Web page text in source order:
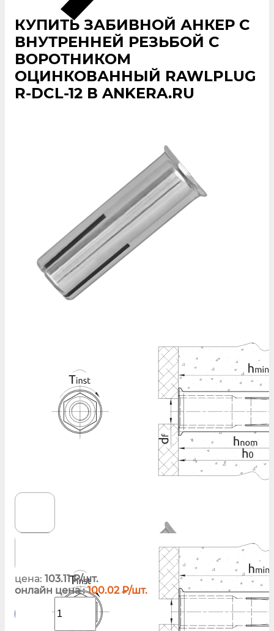
КУПИТЬ ЗАБИВНОЙ АНКЕР С
ВНУТРЕННЕЙ РЕЗЬБОЙ С
ВОРОТНИКОМ
ОЦИНКОВАННЫЙ RAWLPLUG
R-DCL-12 В ANKERA.RU
цена: 103.11 ₽/шт.
онлайн цена :100.02 ₽/шт.